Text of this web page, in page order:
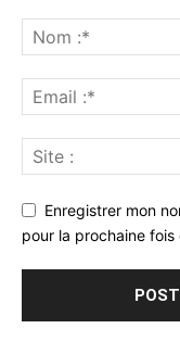
Enregistrer mon
pour la prochaine